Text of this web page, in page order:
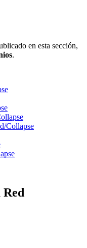
en esta sección,
.
Collapse
Red